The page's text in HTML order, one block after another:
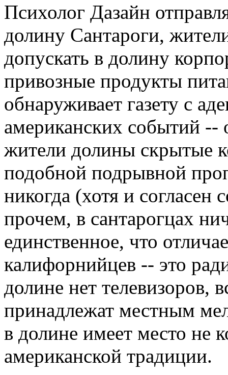
Психолог Дазайн
долину Сантароги,
допускать в долину
привозные продукты
обнаруживает газету с
американских событий --
жители долины скрытые
подобной подрывной
никогда (хотя и согласен
прочем, в сантарогцах
единственное, что
калифорнийцев -- это
долине нет телевизоров,
принадлежат местным
в долине имеет место не
американской традиции.